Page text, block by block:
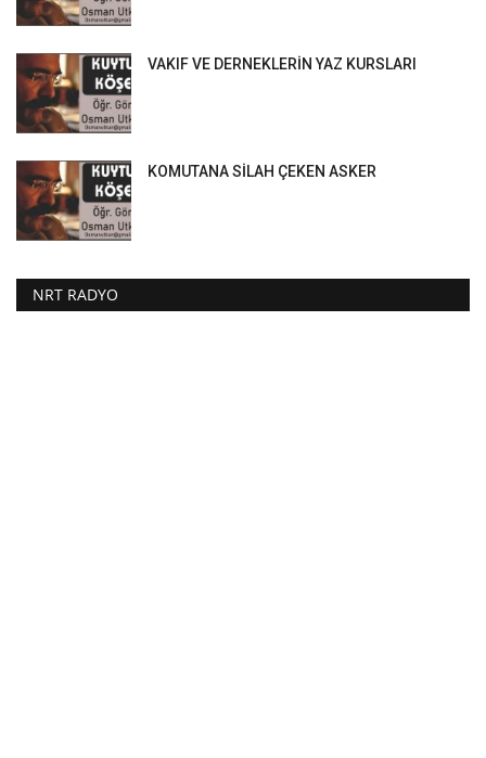
VAKIF VE DERNEKLERİN YAZ KURSLARI
KOMUTANA SİLAH ÇEKEN ASKER
NRT RADYO